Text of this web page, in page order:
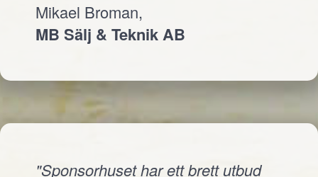
Mikael Broman,
MB Sälj & Teknik AB
"Sponsorhuset har ett brett utbud